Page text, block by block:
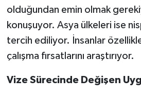
olduğundan emin olmak
konuşuyor. Asya ülkeleri ise
tercih ediliyor. İnsanlar
çalışma fırsatlarını araştırıyor.
Vize Sürecinde Değişen